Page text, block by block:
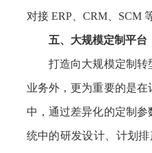
对接 ERP、CRM、SCM
五、 大规模定制平台
打造向大规模定制
业务外，更为重要的是
中，通过差异化的定制
统中的研发设计、计划